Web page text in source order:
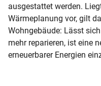
ausgestattet werden.
Wärmeplanung vor, gilt
Wohngebäude: Lässt
mehr reparieren, ist eine
erneuerbarer Energien